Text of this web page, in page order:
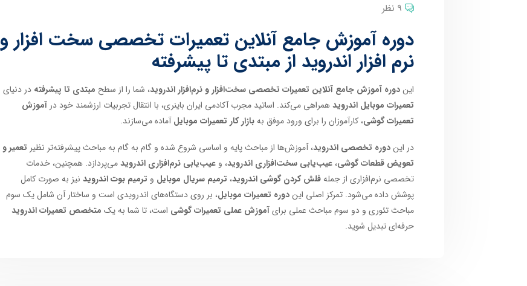
9 نظر
دوره آموزش جامع آنلاین تعمیرات تخصصی سخت افزار و
نرم افزار اندروید از مبتدی تا پیشرفته
ایندوره آموزش جامع آنلاین تعمیرات تخصصی سخت‌افزار و نرم‌افزار اندروید، شما را از سطح مبتدی تا پیشرفته در دنیای
تعمیرات موبایل اندرویدهمراهی می‌کند. اساتید مجرب آکادمی ایران باینری، با انتقال تجربیات ارزشمند خود در آموزش
تعمیرات گوشی، کارآموزان را برای ورود موفق بهبازار کار تعمیرات موبایلآماده می‌سازند.
در ایندوره تخصصی اندروید، آموزش‌ها از مباحث پایه و اساسی شروع شده و گام به گام به مباحث پیشرفته‌تر نظیر تعمیر و
تعویض قطعات گوشی، عیب‌یابی سخت‌افزاری اندروید، و عیب‌یابی نرم‌افزاری اندرویدمی‌پردازد. همچنین، خدمات
تخصصی نرم‌افزاری از جملهفلش کردن گوشی اندروید، ترمیم سریال موبایل و ترمیم بوت اندروید نیز به صورت کامل
پوشش داده می‌شود. تمرکز اصلی ایندوره تعمیرات موبایل، بر روی دستگاه‌های اندرویدی است و ساختار آن شامل یک سوم
مباحث تئوری و دو سوم مباحث عملی برایآموزش عملی تعمیرات گوشی است، تا شما به یک متخصص تعمیرات اندروید
حرفه‌ای تبدیل شوید.